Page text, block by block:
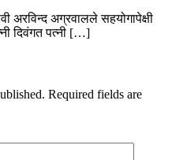
अरविन्द अग्रवालले सहयोगापेक्षी
दिवंगत पत्नी […]
Required fields are